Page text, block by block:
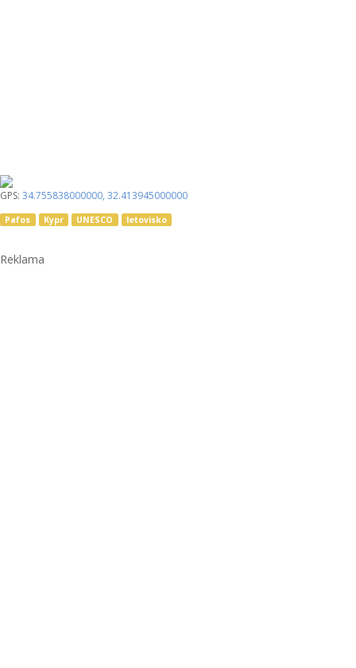
GPS: 34.755838000000, 32.413945000000
Pafos Kypr UNESCO letovisko
Reklama